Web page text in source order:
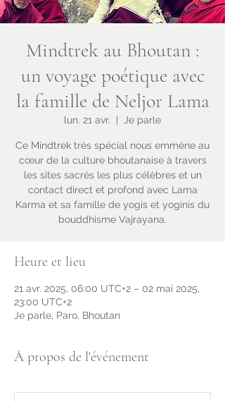
Mindtrek au Bhoutan :
un voyage poétique avec
la famille de Neljor Lama
lun. 21 avr. Je parle
Ce Mindtrek très spécial nous emmène au
cœur de la culture bhoutanaise à travers
les sites sacrés les plus célèbres et un
contact direct et profond avec Lama
Karma et sa famille de yogis et yoginis du
bouddhisme Vajrayana.
Heure et lieu
21 avr. 2025, 06:00 UTC+2 – 02 mai 2025,
23:00 UTC+2
Je parle, Paro, Bhoutan
À propos de l'événement